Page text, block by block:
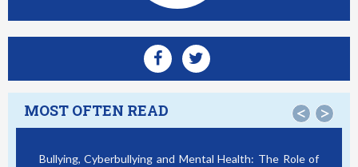
MOST OFTEN READ < >
and Mental Health: The Role of
Smartphone